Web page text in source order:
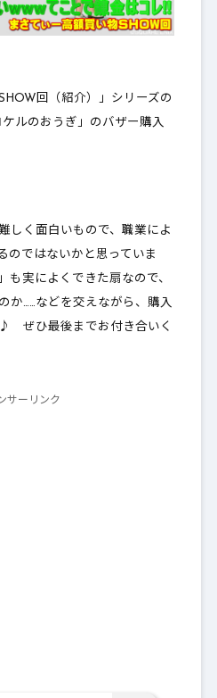
回（紹介）」シリーズの
ルのおうぎ」のバザー購入
しく面白いもので、職業によ
のではないかと思っていま
も実によくできた扇なので、
か……などを交えながら、購入
♪ ぜひ最後までお付き合いく
サーリンク